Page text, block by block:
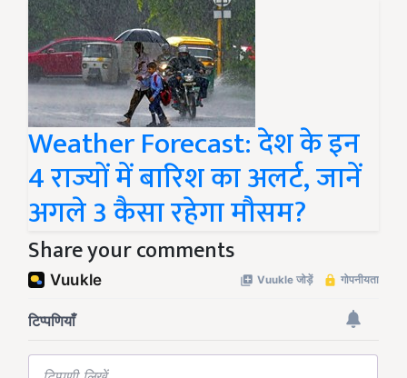
Weather Forecast: देश के इन
4 राज्यों में बारिश का अलर्ट, जानें
अगले 3 कैसा रहेगा मौसम?
Share your comments